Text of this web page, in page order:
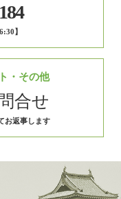
】
・その他
合せ
お返事します